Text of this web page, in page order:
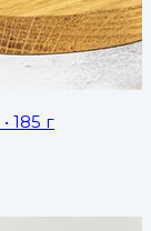
• 185 г